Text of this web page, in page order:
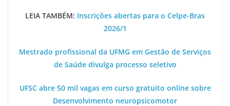
LEIA TAMBÉM: Inscrições abertas para o Celpe-Bras
2026/1
Mestrado profissional da UFMG em Gestão de Serviços
de Saúde divulga processo seletivo
UFSC abre 50 mil vagas em curso gratuito online sobre
Desenvolvimento neuropsicomotor